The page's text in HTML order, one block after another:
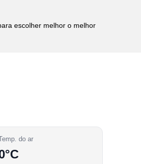
escolher melhor o melhor
do ar